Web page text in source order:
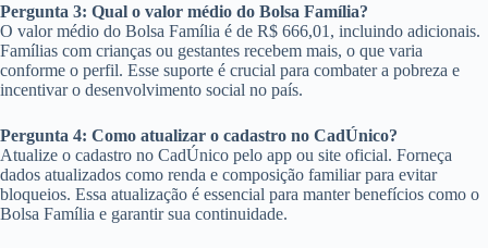
Pergunta 3: Qual o valor médio do Bolsa Família?
O valor médio do Bolsa Família é de R$ 666,01, incluindo adicionais.
Famílias com crianças ou gestantes recebem mais, o que varia
conforme o perfil. Esse suporte é crucial para combater a pobreza e
incentivar o desenvolvimento social no país.
Pergunta 4: Como atualizar o cadastro no CadÚnico?
Atualize o cadastro no CadÚnico pelo app ou site oficial. Forneça
dados atualizados como renda e composição familiar para evitar
bloqueios. Essa atualização é essencial para manter benefícios como o
Bolsa Família e garantir sua continuidade.